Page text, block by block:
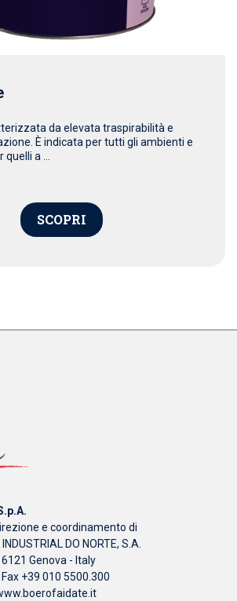
da elevata traspirabilità e
È indicata per tutti gli ambienti e
a ...
SCOPRI
e coordinamento di
DO NORTE, S.A.
Genova - Italy
+39 010 5500.300